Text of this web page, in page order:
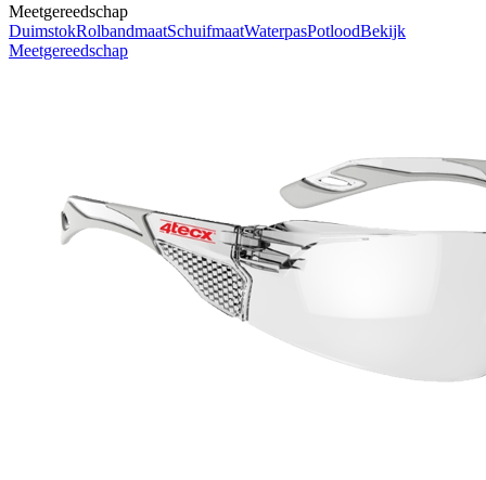
Meetgereedschap
DuimstokRolbandmaatSchuifmaatWaterpasPotloodBekijk
Meetgereedschap